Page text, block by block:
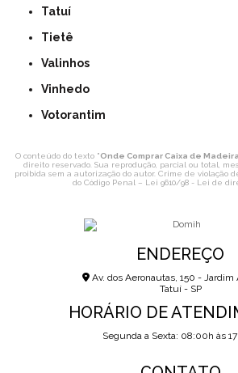
Tatuí
Tietê
Valinhos
Vinhedo
Votorantim
O conteúdo do texto "Onde Comprar Caixa de
direito reservado. Sua reprodução, parcial ou total,
proibida sem a autorização do autor. Crime de violação
do Código Penal – Lei 9610/98 - Lei de
ENDEREÇO
Av. dos Aeronautas, 150 - Jardim
Tatuí - SP
HORÁRIO DE
Segunda a Sexta: 08:00h às